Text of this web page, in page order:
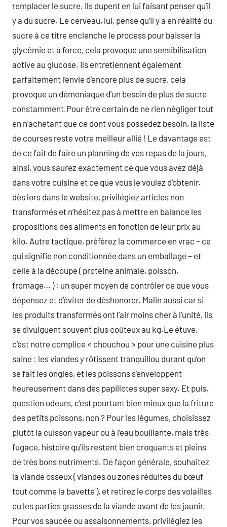
remplacer le sucre. Ils dupent en lui faisant penser qu’il
y a du sucre. Le cerveau, lui, pense qu’il y a en réalité du
sucre à ce titre enclenche le process pour baisser la
glycémie et à force, cela provoque une sensibilisation
active au glucose. Ils entretiennent également
parfaitement l’envie d’encore plus de sucre, cela
provoque un démoniaque d’un besoin de plus de sucre
constamment.Pour être certain de ne rien négliger tout
en n’achetant que ce dont vous possedez besoin, la liste
de courses reste votre meilleur allié ! Le davantage est
de ce fait de faire un planning de vos repas de la jours,
ainsi, vous saurez exactement ce que vous avez déjà
dans votre cuisine et ce que vous le voulez d’obtenir.
dès lors dans le website, privilégiez articles non
transformés et n’hésitez pas à mettre en balance les
propositions des aliments en fonction de leur prix au
kilo. Autre tactique, préférez la commerce en vrac – ce
qui signifie non conditionnée dans un emballage – et
celle à la découpe ( proteine animale, poisson,
fromage… ) : un super moyen de contrôler ce que vous
dépensez et d’éviter de déshonorer. Malin aussi car si
les produits transformés ont l’air moins cher à l’unité, ils
se divulguent souvent plus coûteux au kg.Le étuve,
c’est notre complice « chouchou » pour une cuisine plus
saine : les viandes y rôtissent tranquillou durant qu’on
se fait les ongles, et les poissons s’enveloppent
heureusement dans des papillotes super sexy. Et puis,
question odeurs, c’est pourtant bien mieux que la friture
des petits poissons, non ? Pour les légumes, choisissez
plutôt la cuisson vapeur ou à l’eau bouillante, mais très
fugace, histoire qu’ils restent bien croquants et pleins
de très bons nutriments. De façon générale, souhaitez
la viande osseux ( viandes ou zones réduites du bœuf
tout comme la bavette ), et retirez le corps des volailles
ou les parties grasses de la viande avant de les jaunir.
Pour vos saucée ou assaisonnements, privilégiez les